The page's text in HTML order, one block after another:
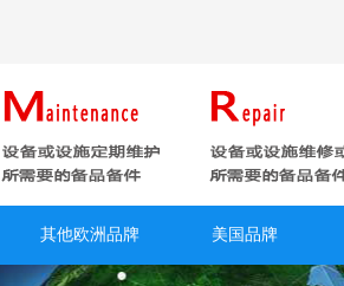
其他欧洲品牌 美国品牌